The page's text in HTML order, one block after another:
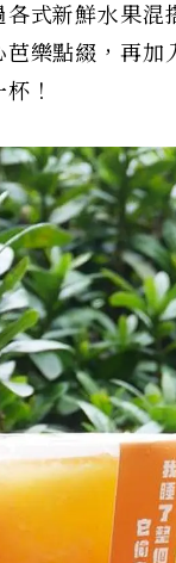
式新鮮水果
樂點綴，再
！